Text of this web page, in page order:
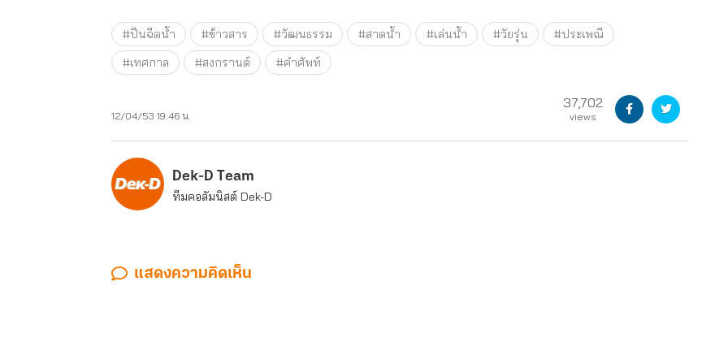
#ปืนฉีดน้ำ #ข้าวสาร #วัฒนธรรม #สาดน้ำ #เล่นน้ำ #วัยรุ่น
#ประเพณี
#เทศกาล
#สงกรานต์ #คำศัพท์
12/04/53 19:46 น.
37,702
views
Dek-D Team
ทีมคอลัมนิสต์ Dek-D
แสดงความคิดเห็น